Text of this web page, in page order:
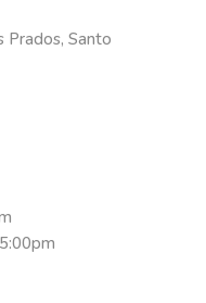
Prados, Santo